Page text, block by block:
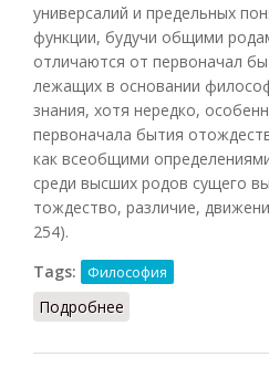
универсалий и предельных
функции, будучи общими
отличаются от первоначал
лежащих в основании
знания, хотя нередко,
первоначала бытия
как всеобщими
среди высших родов сущего
тождество, различие,
254).
Tags:
Философия
Подробнее